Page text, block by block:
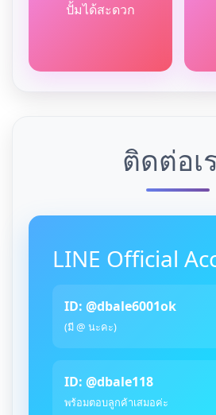
ปั้มได้สะดวก
ติดต่อเ
LINE Official
ID: @dbale6001ok
(มี @ นะคะ)
ID: @dbale118
พร้อมตอบลูกค้าเสมอค่ะ